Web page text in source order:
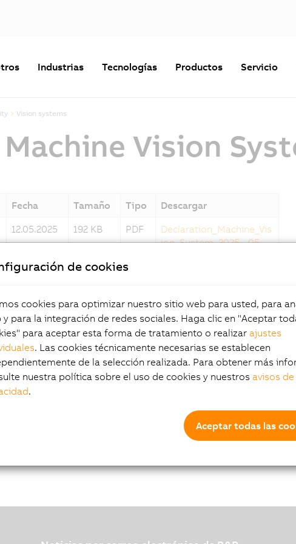
Industrias Tecnologías Productos Servicio
Vision systems
Vision
Fecha Tamaño Tipo
Descargar
12.05.2025 192 KB PDF
Declaration_Machine_Vis
ion_System_2025_-05_-_
de cookies
cookies para optimizar nuestro sitio web para usted, para
y para la integración de redes sociales. Haga clic en "Aceptar
para aceptar esta forma de tratamiento o realizar ajustes
. Las cookies técnicamente necesarias se establecen
de la selección realizada. Para obtener más
nuestra política sobre el uso de cookies y nuestros avisos de
.
Aceptar todas las